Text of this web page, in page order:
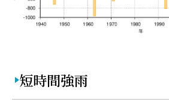
短時間強雨